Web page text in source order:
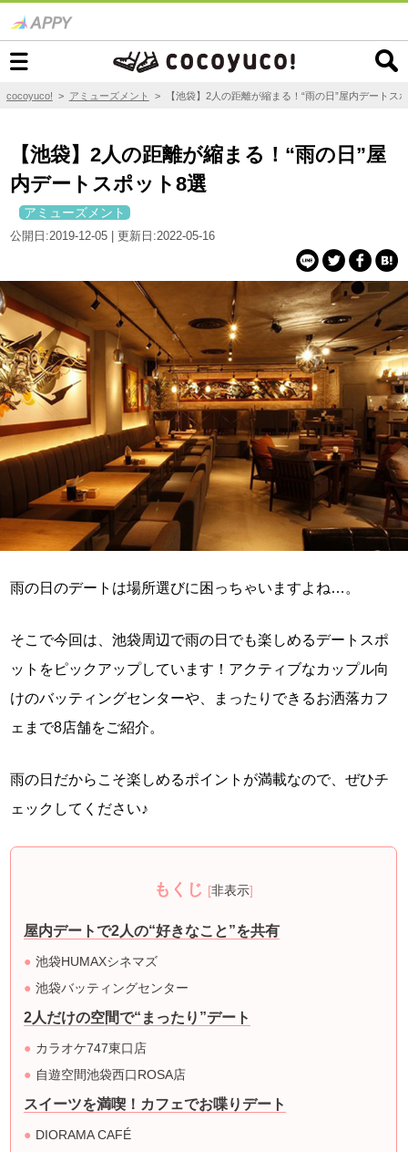
cocoyuco! > アミューズメント > 【池袋】2人の距離が縮まる！“雨の日”屋内デートス
【池袋】2人の距離が縮まる！“雨の日”屋
内デートスポット8選
アミューズメント
公開日:2019-12-05 | 更新日:2022-05-16
雨の日のデートは場所選びに困っちゃいますよね…。
そこで今回は、池袋周辺で雨の日でも楽しめるデートスポ
ットをピックアップしています！アクティブなカップル向
けのバッティングセンターや、まったりできるお洒落カフ
ェまで8店舗をご紹介。
雨の日だからこそ楽しめるポイントが満載なので、ぜひチ
ェックしてください♪
もくじ [非表示]
屋内デートで2人の“好きなこと”を共有
池袋HUMAXシネマズ
池袋バッティングセンター
2人だけの空間で“まったり”デート
カラオケ747東口店
自遊空間池袋西口ROSA店
スイーツを満喫！カフェでお喋りデート
DIORAMA CAFÉ